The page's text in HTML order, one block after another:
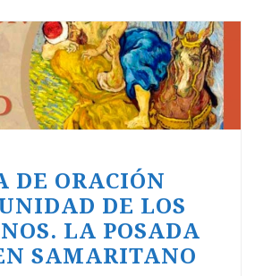
DE ORACIÓN
DE LOS
LA POSADA
SAMARITANO